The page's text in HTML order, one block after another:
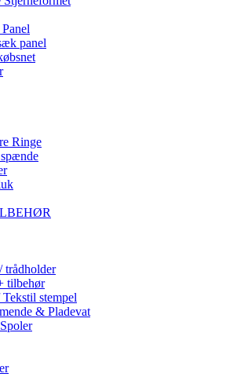
panel
Ringe
trådholder
tilbehør
stempel
& Pladevat